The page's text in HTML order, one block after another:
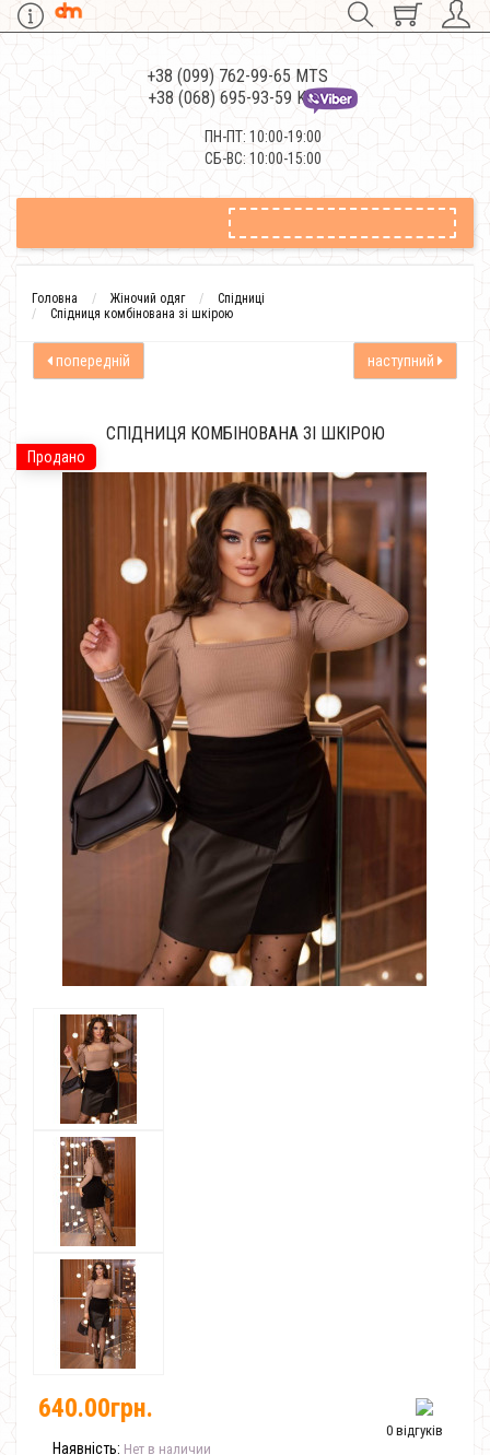
+38 (099) 762-99-65 MTS
+38 (068) 695-93-59 Kievstar
ПН-ПТ: 10:00-19:00
СБ-ВС: 10:00-15:00
Головна Жіночий одяг
Спідниці
Спідниця комбінована зі шкірою
попередній наступний
Продано
СПІДНИЦЯ КОМБІНОВАНА ЗІ ШКІРОЮ
0 відгуків
640.00грн.
Наявність: Нет в наличии